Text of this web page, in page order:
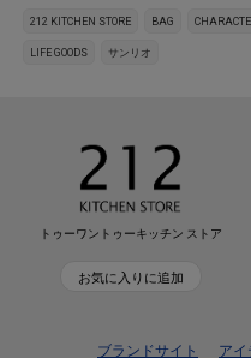
212 KITCHEN STORE BAG
LIFE GOODS
サンリオ
トゥーワントゥーキッチン ストア
お気に入りに追加
ブランドサイト ア